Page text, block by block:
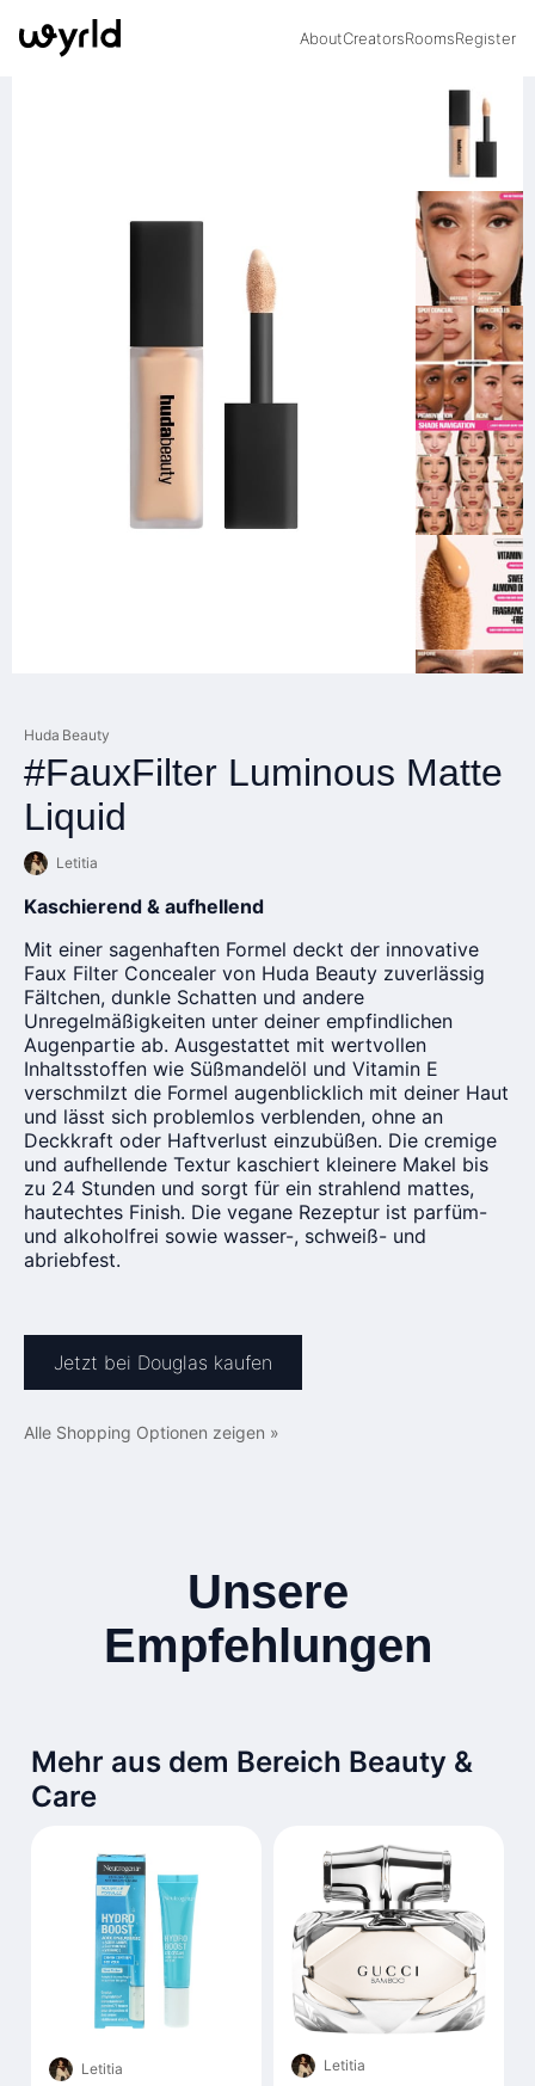
AboutCreatorsRoomsRegister
Huda Beauty
#FauxFilter Luminous Matte
Liquid
Letitia
Kaschierend & aufhellend
Mit einer sagenhaften Formel deckt der innovative
Faux Filter Concealer von Huda Beauty zuverlässig
Fältchen, dunkle Schatten und andere
Unregelmäßigkeiten unter deiner empfindlichen
Augenpartie ab. Ausgestattet mit wertvollen
Inhaltsstoffen wie Süßmandelöl und Vitamin E
verschmilzt die Formel augenblicklich mit deiner Haut
und lässt sich problemlos verblenden, ohne an
Deckkraft oder Haftverlust einzubüßen. Die cremige
und aufhellende Textur kaschiert kleinere Makel bis
zu 24 Stunden und sorgt für ein strahlend mattes,
hautechtes Finish. Die vegane Rezeptur ist parfüm-
und alkoholfrei sowie wasser-, schweiß- und
abriebfest.
Jetzt bei Douglas kaufen
Alle Shopping Optionen zeigen »
Unsere
Empfehlungen
Mehr aus dem Bereich Beauty &
Care
Letitia
Letitia